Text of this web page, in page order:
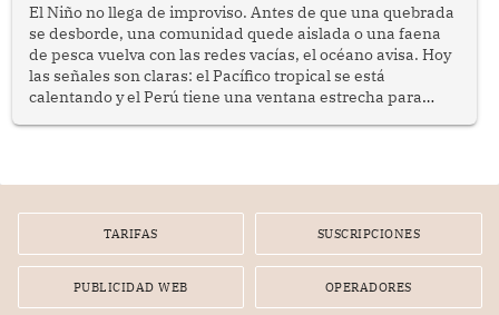
El Niño no llega de improviso. Antes de que una quebrada
se desborde, una comunidad quede aislada o una faena
de pesca vuelva con las redes vacías, el océano avisa. Hoy
las señales son claras: el Pacífico tropical se está
calentando y el Perú tiene una ventana estrecha para
TARIFAS SUSCRIPCIONES
PUBLICIDAD WEB OPERADORES